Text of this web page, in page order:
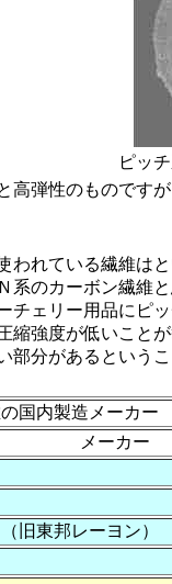
ピ
弾性のものです
れている繊維は
系のカーボン繊維
チェリー用品にピ
縮強度が低いこと
部分があるというこ
内製造メーカー
メーカー
旧東邦レーヨン）